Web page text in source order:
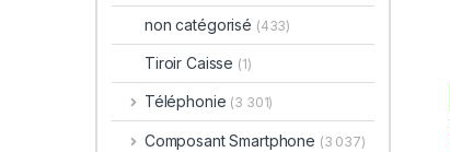
non catégorisé (433)
Tiroir Caisse (1)
Téléphonie (3 301)
Composant Smartphone (3 037)